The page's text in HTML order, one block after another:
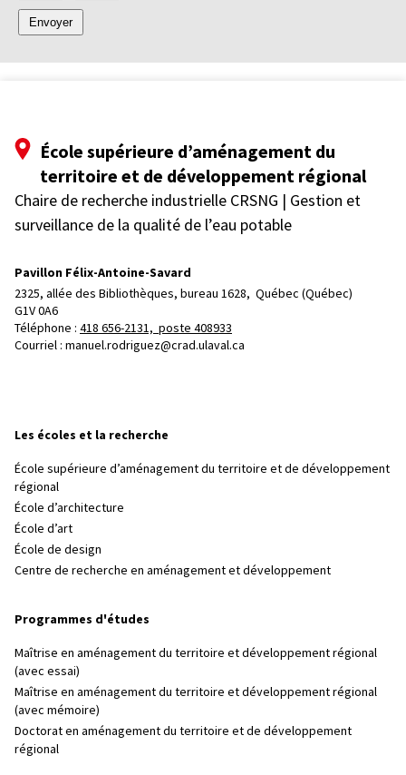
École supérieure d’aménagement du
territoire et de développement régional
Chaire de recherche industrielle CRSNG | Gestion et
surveillance de la qualité de l’eau potable
Pavillon Félix-Antoine-Savard
2325, allée des Bibliothèques, bureau 1628, Québec (Québec)
G1V 0A6
Téléphone : 418 656-2131, poste 408933
Courriel : manuel.rodriguez@crad.ulaval.ca
Les écoles et la recherche
École supérieure d’aménagement du territoire et de développement
régional
École d’architecture
École d’art
École de design
Centre de recherche en aménagement et développement
Programmes d'études
Maîtrise en aménagement du territoire et développement régional
(avec essai)
Maîtrise en aménagement du territoire et développement régional
(avec mémoire)
Doctorat en aménagement du territoire et de développement
régional